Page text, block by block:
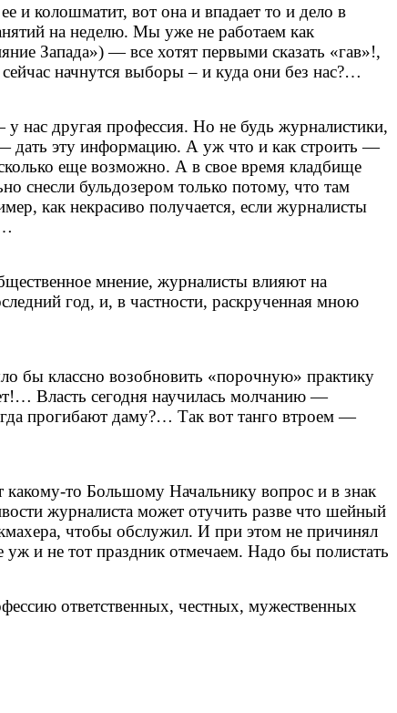
и колошматит, вот она и впадает то и дело в
на неделю. Мы уже не работаем как
Запада») — все хотят первыми сказать «гав»!,
начнутся выборы – и куда они без нас?…
нас другая профессия. Но не будь журналистики,
дать эту информацию. А уж что и как строить —
еще возможно. А в свое время кладбище
снесли бульдозером только потому, что там
как некрасиво получается, если журналисты
мнение, журналисты влияют на
год, и, в частности, раскрученная мною
бы классно возобновить «порочную» практику
Власть сегодня научилась молчанию —
прогибают даму?… Так вот танго втроем —
то Большому Начальнику вопрос и в знак
журналиста может отучить разве что шейный
чтобы обслужил. И при этом не причинял
и не тот праздник отмечаем. Надо бы полистать
ответственных, честных, мужественных